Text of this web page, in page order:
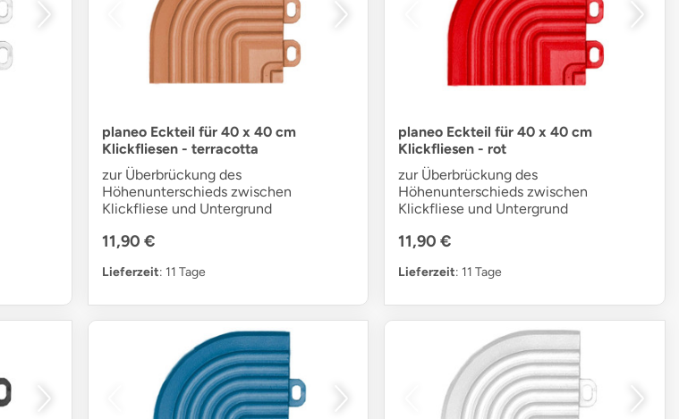
planeo Eckteil für 40 x 40 cm
Klickfliesen - terracotta
zur Überbrückung des
Höhenunterschieds zwischen
Klickfliese und Untergrund
11,90 €
Lieferzeit: 11 Tage
planeo Eckteil für 40 x 40 cm
Klickfliesen - rot
zur Überbrückung des
Höhenunterschieds zwischen
Klickfliese und Untergrund
11,90 €
Lieferzeit: 11 Tage